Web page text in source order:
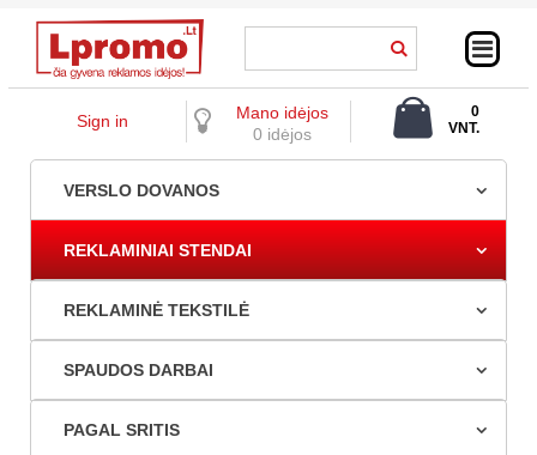
Sign in
Mano idėjos
0 idėjos
0
VNT.
VERSLO DOVANOS
REKLAMINIAI STENDAI
REKLAMINĖ TEKSTILĖ
SPAUDOS DARBAI
PAGAL SRITIS